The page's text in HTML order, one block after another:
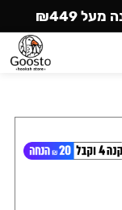
₪449